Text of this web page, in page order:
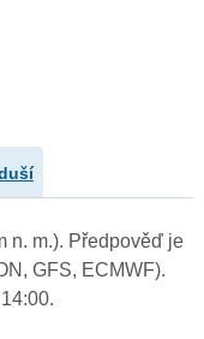
n. m.). Předpověď je
GFS, ECMWF).